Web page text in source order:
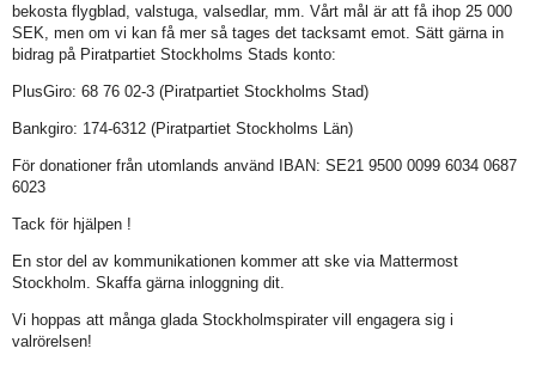
bekosta flygblad, valstuga, valsedlar, mm. Vårt mål är att få ihop 25 000
SEK, men om vi kan få mer så tages det tacksamt emot. Sätt gärna in
bidrag på Piratpartiet Stockholms Stads konto:
PlusGiro: 68 76 02-3 (Piratpartiet Stockholms Stad)
Bankgiro: 174-6312 (Piratpartiet Stockholms Län)
För donationer från utomlands använd IBAN: SE21 9500 0099 6034 0687
6023
Tack för hjälpen !
En stor del av kommunikationen kommer att ske via Mattermost
Stockholm. Skaffa gärna inloggning dit.
Vi hoppas att många glada Stockholmspirater vill engagera sig i
valrörelsen!